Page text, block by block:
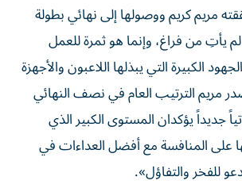
مريم كريم ووصولها إلى نهائي بطولة
لم يأتِ من فراغ، وإنما هو ثمرة للعمل
الكبيرة التي يبذلها اللاعبون والأجهزة
مريم الترتيب العام في نصف النهائي
جديداً يؤكدان المستوى الكبير الذي
على المنافسة مع أفضل العداءات في
للفخر والتفاؤل».